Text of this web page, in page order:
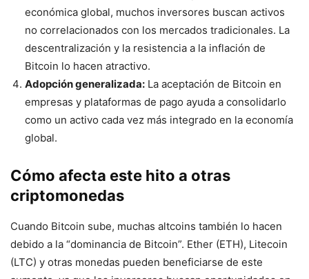
económica global, muchos inversores buscan activos
no correlacionados con los mercados tradicionales. La
descentralización y la resistencia a la inflación de
Bitcoin lo hacen atractivo.
Adopción generalizada: La aceptación de Bitcoin en
empresas y plataformas de pago ayuda a consolidarlo
como un activo cada vez más integrado en la economía
global.
Cómo afecta este hito a otras
criptomonedas
Cuando Bitcoin sube, muchas altcoins también lo hacen
debido a la “dominancia de Bitcoin”. Ether (ETH), Litecoin
(LTC) y otras monedas pueden beneficiarse de este